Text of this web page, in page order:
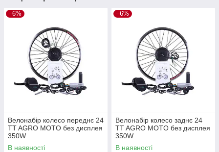
–6%
Велонабір колесо переднє 24
TT AGRO MOTO без дисплея
350W
В наявності
–6%
Велонабір колесо заднє 24
TT AGRO MOTO без дисплея
350W
В наявності